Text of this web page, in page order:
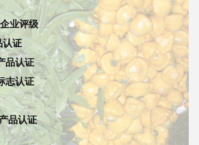
业评级
认证
品认证
志认证
品认证